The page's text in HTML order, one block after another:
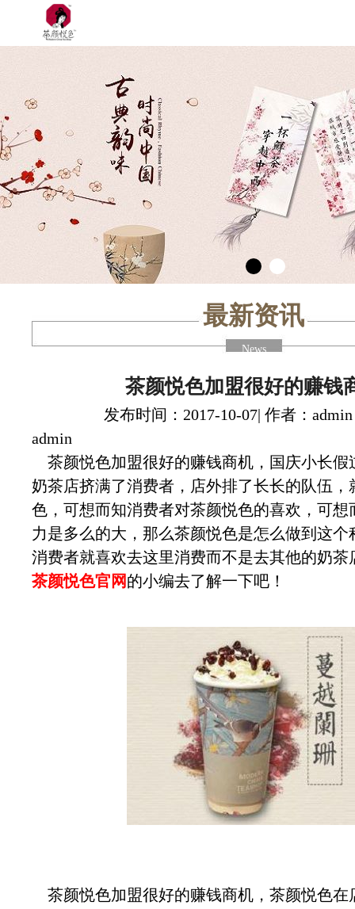
最新资讯
News
茶颜悦色加盟很好的赚钱
发布时间：2017-10-07| 作者：
admin
茶颜悦色加盟很好的赚钱商机，国庆小长假
奶茶店挤满了消费者，店外排了长长的队伍，
色，可想而知消费者对茶颜悦色的喜欢，可想
力是多么的大，那么茶颜悦色是怎么做到这个
消费者就喜欢去这里消费而不是去其他的奶茶
茶颜悦色官网的小编去了解一下吧！
茶颜悦色加盟很好的赚钱商机，茶颜悦色在